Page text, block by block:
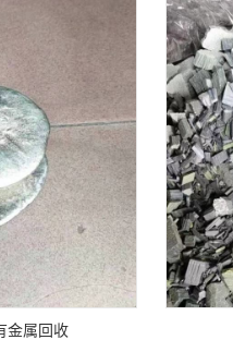
金属回收